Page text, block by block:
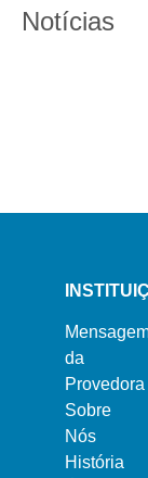
Notícias
da
Provedora
Sobre
Nós
História